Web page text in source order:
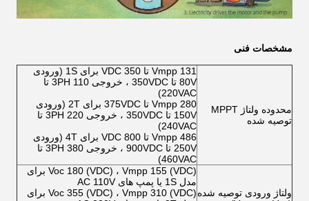
مشخصات فنی
محدوده ولتاژ MPPT
توصیه شده
Vmpp 131 تا 350 VDC برای 1S (ورودی
80V تا 350VDC ، خروجی 3PH 110 تا
220VAC)
Vmpp 280 تا 375VDC برای 2T (ورودی
150V تا 350VDC ، خروجی 3PH 220 تا
240VAC)
Vmpp 486 تا 800 VDC برای 4T (ورودی
250V تا 900VDC ، خروجی 3PH 380 تا
460VAC)
ولتاژ ورودی توصیه شده
Voc 180 (VDC) ، Vmpp 155 (VDC) برای
مدل 1S یا پمپ های AC 110V
Voc 355 (VDC) ، Vmpp 310 (VDC) برای